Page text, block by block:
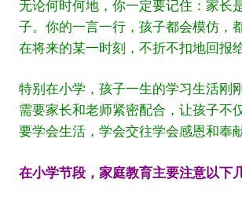
无论何时何地，你一定要记住：家长
子。你的一言一行，孩子都会模仿，
在将来的某一时刻，不折不扣地回报
特别在小学，孩子一生的学习生活刚
需要家长和老师紧密配合，让孩子不
要学会生活，学会交往学会感恩和奉
在小学节段，家庭教育主要注意以下